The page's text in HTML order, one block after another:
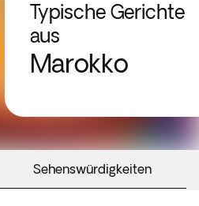
Typische Gerichte
aus
Marokko
Sehenswürdigkeiten